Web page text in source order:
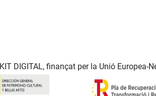
DIGITAL, finançat per la Unió Europea-